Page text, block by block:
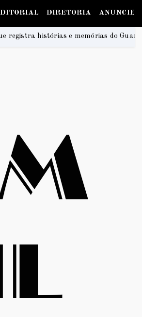
DIRETORIA ANUNCIE
do Guará 2026 Na Praia